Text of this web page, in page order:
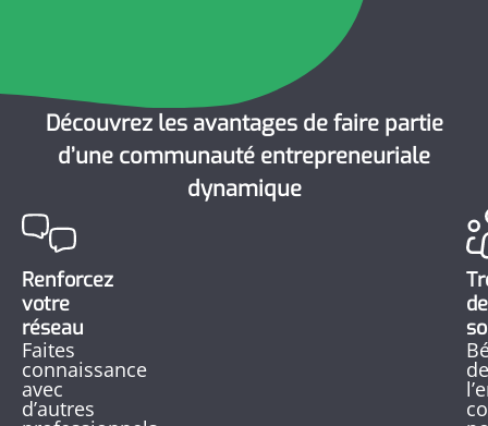
Découvrez les avantages de faire partie
d’une communauté entrepreneuriale
dynamique
Renforcez
votre
réseau
Faites
connaissance
avec
d’autres
de